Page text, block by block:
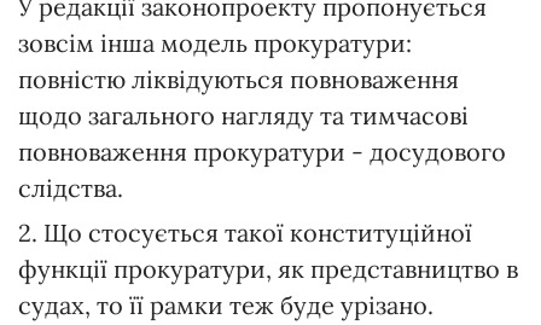
У редакції законопроекту пропонується
зовсім інша модель прокуратури:
повністю ліквідуються повноваження
щодо загального нагляду та тимчасові
повноваження прокуратури - досудового
слідства.
2. Що стосується такої конституційної
функції прокуратури, як представництво в
судах, то її рамки теж буде урізано.